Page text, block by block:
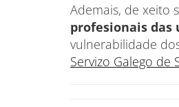
Ademais, de xeito
profesionais das
vulnerabilidade
Servizo Galego de